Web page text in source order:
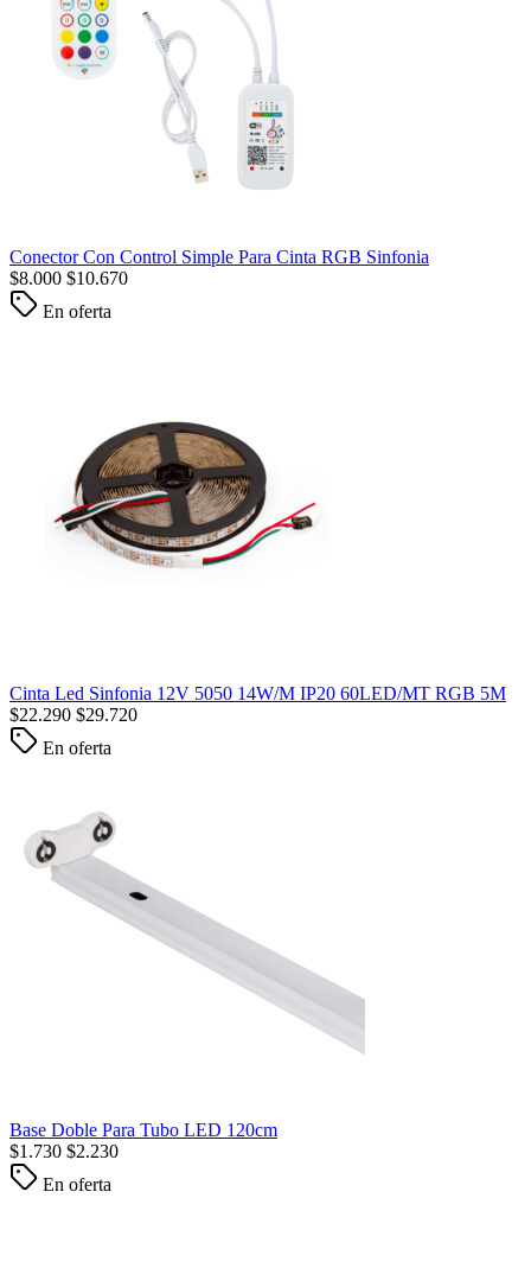
Conector Con Control Simple Para Cinta RGB Sinfonia
$8.000 $10.670
En oferta
Cinta Led Sinfonia 12V 5050 14W/M IP20 60LED/MT RGB 5M
$22.290 $29.720
En oferta
Base Doble Para Tubo LED 120cm
$1.730 $2.230
En oferta